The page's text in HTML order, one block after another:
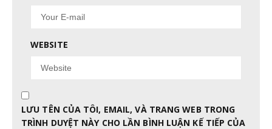
WEBSITE
LƯU TÊN CỦA TÔI, EMAIL, VÀ TRANG WEB TRONG
TRÌNH DUYỆT NÀY CHO LẦN BÌNH LUẬN KẾ TIẾP CỦA